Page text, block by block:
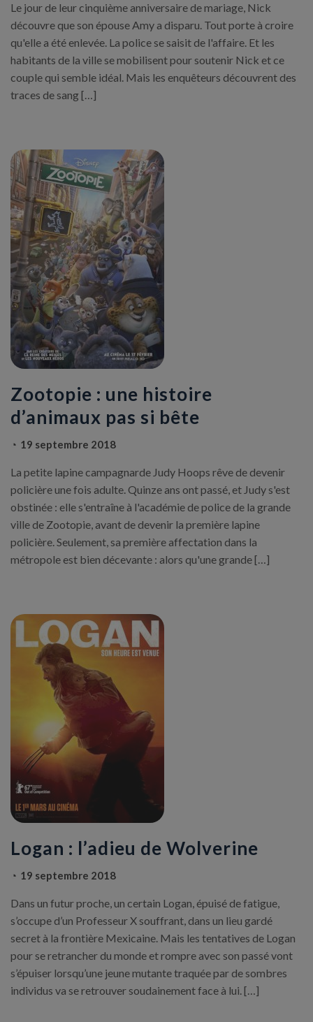
Le jour de leur cinquième anniversaire de mariage, Nick
découvre que son épouse Amy a disparu. Tout porte à croire
qu'elle a été enlevée. La police se saisit de l'affaire. Et les
habitants de la ville se mobilisent pour soutenir Nick et ce
couple qui semble idéal. Mais les enquêteurs découvrent des
traces de sang […]
Zootopie : une histoire
d’animaux pas si bête
19 septembre 2018
La petite lapine campagnarde Judy Hoops rêve de devenir
policière une fois adulte. Quinze ans ont passé, et Judy s'est
obstinée : elle s'entraîne à l'académie de police de la grande
ville de Zootopie, avant de devenir la première lapine
policière. Seulement, sa première affectation dans la
métropole est bien décevante : alors qu'une grande […]
Logan : l’adieu de Wolverine
19 septembre 2018
Dans un futur proche, un certain Logan, épuisé de fatigue,
s’occupe d’un Professeur X souffrant, dans un lieu gardé
secret à la frontière Mexicaine. Mais les tentatives de Logan
pour se retrancher du monde et rompre avec son passé vont
s’épuiser lorsqu’une jeune mutante traquée par de sombres
individus va se retrouver soudainement face à lui. […]